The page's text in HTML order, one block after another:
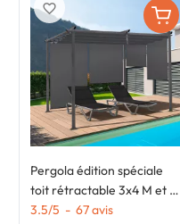
Pergola édition spéciale
toit rétractable 3x4 M et 4
stores gris anthracite
3.5/5 - 67avis
favorite_border